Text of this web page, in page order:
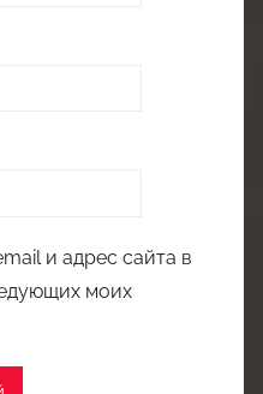
и адрес сайта в
моих